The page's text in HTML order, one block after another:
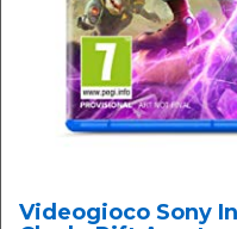
Videogioco Sony